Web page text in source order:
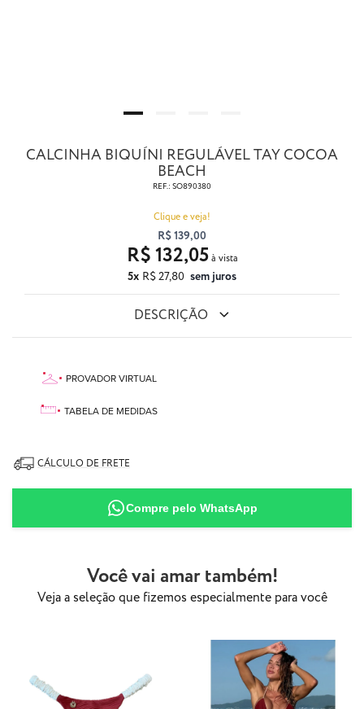
CALCINHA BIQUÍNI REGULÁVEL TAY COCOA
BEACH
REF.: SO890380
Clique e veja!
R$ 139,00
5x R$ 27,80 sem juros
R$ 132,05
DESCRIÇÃO
87% Poliamida
13% Elastano
PROVADOR VIRTUAL
TABELA DE MEDIDAS
CÁLCULO DE FRETE
Compre pelo WhatsApp
Você vai amar também!
Veja a seleção que fizemos especialmente para você